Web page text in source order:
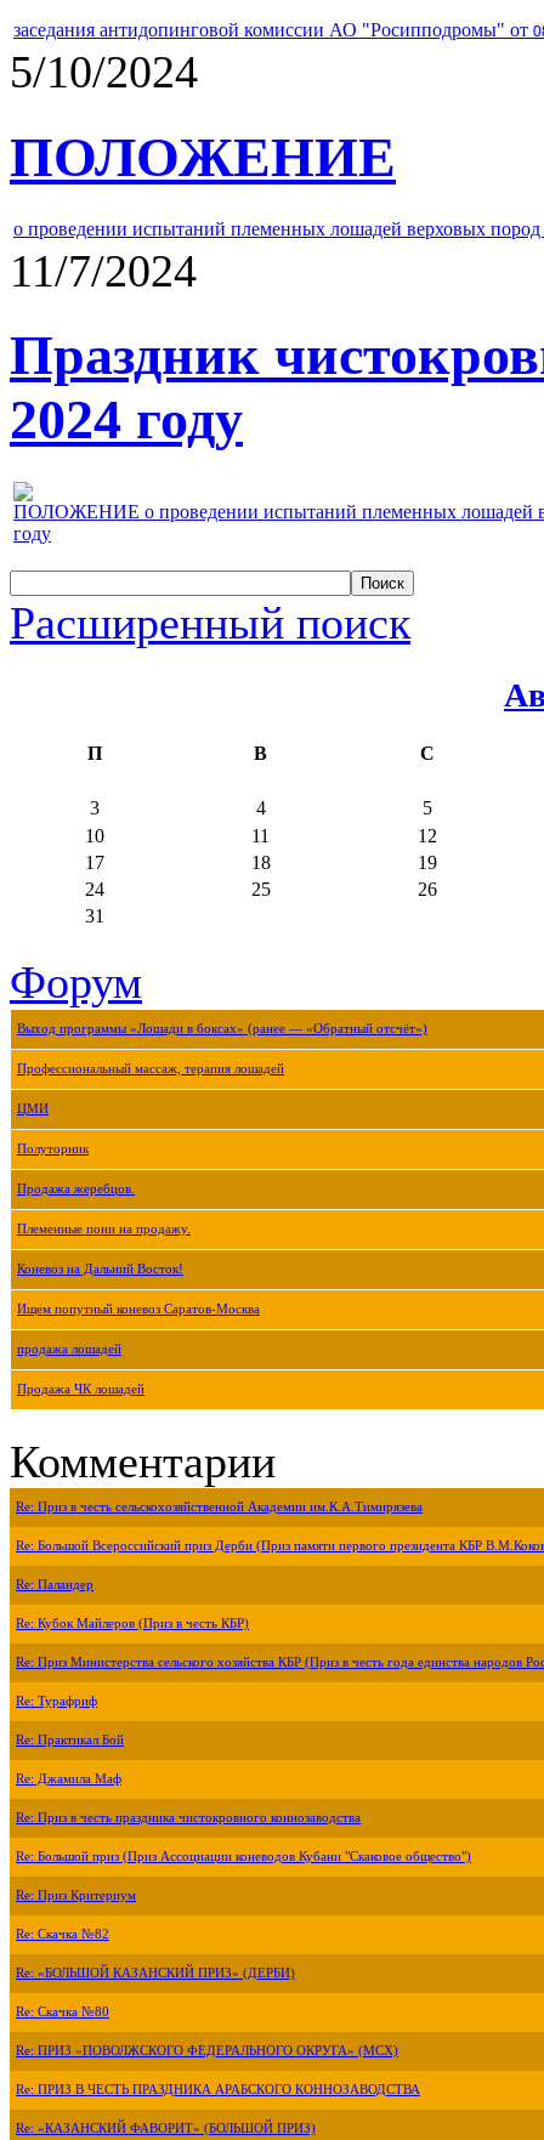
заседания антидопинговой комиссии АО "Росипподромы" от
5/10/2024
ПОЛОЖЕНИЕ
о проведении испытаний племенных лошадей верховых
11/7/2024
Праздник
2024 году
ПОЛОЖЕНИЕ о проведении испытаний племенных лошадей
году
Расширенный поиск
П В С
3 4
5
10
11
12
17
18
19
24
25
26
31
Форум
Выход программы «Лошади в боксах» (ранее — «Обратный отсчёт»)
Профессиональный массаж, терапия лошадей
ЦМИ
Полуторник
Продажа жеребцов.
Племенные пони на продажу.
Коневоз на Дальний Восток!
Ищем попутный коневоз Саратов-Москва
продажа лошадей
Продажа ЧК лошадей
Комментарии
Re: Приз в честь сельскохозяйственной Академии им.К.А.Тимирязева
Re: Большой Всероссийский приз Дерби (Приз памяти первого президента КБР
Re: Паландер
Re: Кубок Майлеров (Приз в честь КБР)
Re: Приз Министерства сельского хозяйства КБР (Приз в честь года единства народов
Re: Турафриф
Re: Практикал Бой
Re: Джамила Маф
Re: Приз в честь праздника чистокровного коннозаводства
Re: Большой приз (Приз Ассоциации коневодов Кубани "Скаковое общество")
Re: Приз Критериум
Re: Скачка №82
Re: «БОЛЬШОЙ КАЗАНСКИЙ ПРИЗ» (ДЕРБИ)
Re: Скачка №80
Re: ПРИЗ «ПОВОЛЖСКОГО ФЕДЕРАЛЬНОГО ОКРУГА» (МСХ)
Re: ПРИЗ В ЧЕСТЬ ПРАЗДНИКА АРАБСКОГО КОННОЗАВОДСТВА
Re: «КАЗАНСКИЙ ФАВОРИТ» (БОЛЬШОЙ ПРИЗ)